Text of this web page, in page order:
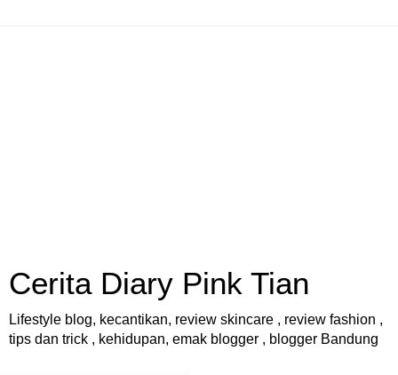
Cerita Diary Pink Tian
Lifestyle blog, kecantikan, review skincare , review fashion ,
tips dan trick , kehidupan, emak blogger , blogger Bandung